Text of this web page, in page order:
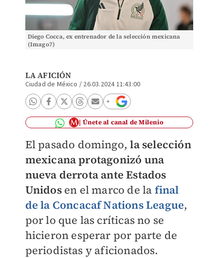
Diego Cocca, ex entrenador de la selección mexicana
(Imago7)
LA AFICIÓN
Ciudad de México / 26.03.2024 11:43:00
Únete al canal de Milenio
El pasado domingo,la selección
mexicana protagonizó una
nueva derrota ante Estados
Unidosen el marco de la final
de la Concacaf Nations League,
por lo que las críticas no se
hicieron esperar por parte de
periodistas y aficionados.